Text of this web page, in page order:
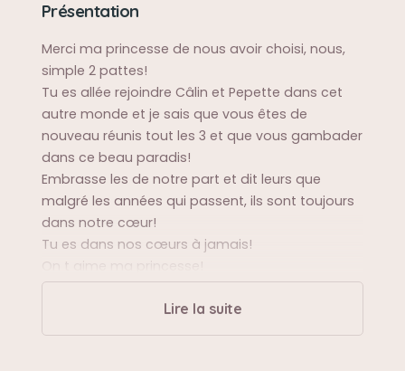
Présentation
Merci ma princesse de nous avoir choisi, nous,
simple 2 pattes!
Tu es allée rejoindre Câlin et Pepette dans cet
autre monde et je sais que vous êtes de
nouveau réunis tout les 3 et que vous gambader
dans ce beau paradis!
Embrasse les de notre part et dit leurs que
malgré les années qui passent, ils sont toujours
dans notre cœur!
Tu es dans nos cœurs à jamais!
On t aime ma princesse!
Sa balade préféréeLire la suite